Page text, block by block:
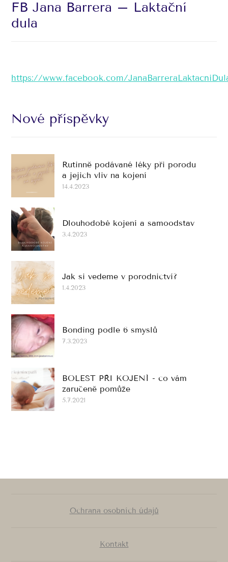
FB Jana Barrera – Laktační
dula
https://www.facebook.com/
Nové příspěvky
Rutinně podávané léky při porodu
a jejich vliv na kojení
14.4.2023
Dlouhodobé kojení a samoodstav
3.4.2023
Jak si vedeme v porodnictví?
1.4.2023
Bonding podle 6 smyslů
7.3.2023
BOLEST PŘI KOJENÍ - co vám
zaručeně pomůže
5.7.2021
Ochrana osobních údajů
Kontakt